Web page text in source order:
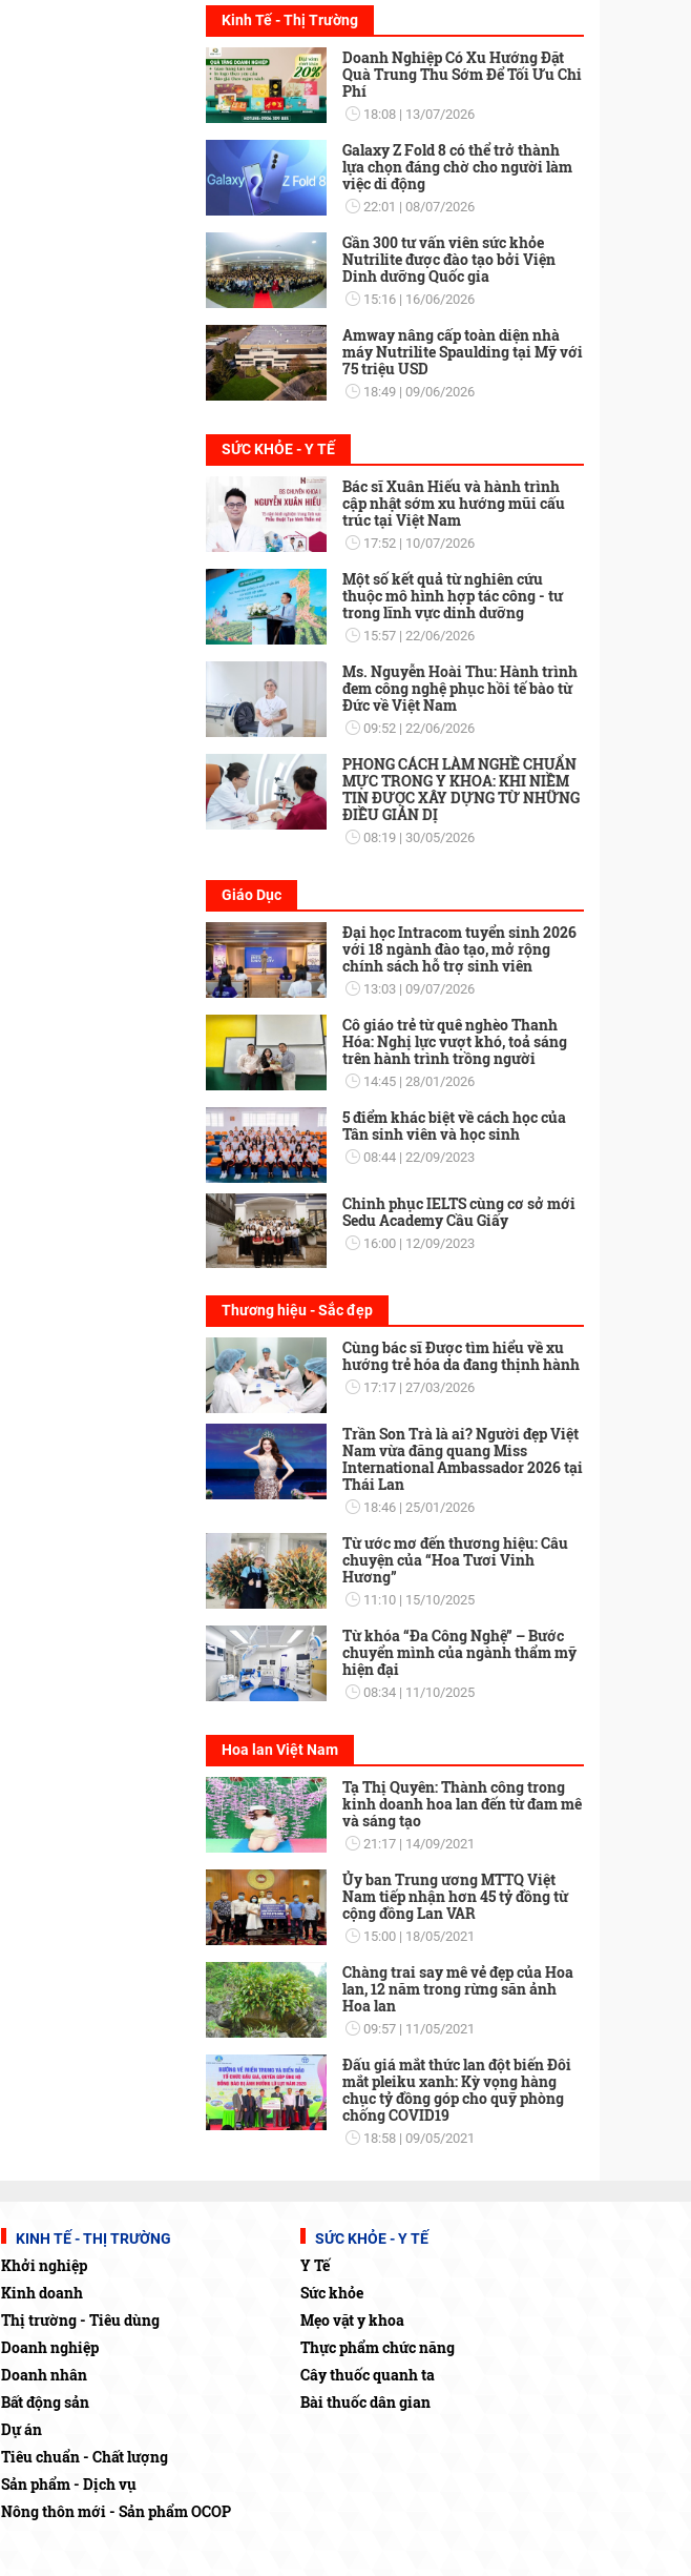
Kinh Tế - Thị Trường
Doanh Nghiệp Có Xu Hướng Đặt
Quà Trung Thu Sớm Để Tối Ưu Chi
Phí
18:08 13/07/2026
Galaxy Z Fold 8 có thể trở thành
lựa chọn đáng chờ cho người làm
việc di động
22:01 08/07/2026
Gần 300 tư vấn viên sức khỏe
Nutrilite được đào tạo bởi Viện
Dinh dưỡng Quốc gia
15:16 16/06/2026
Amway nâng cấp toàn diện nhà
máy Nutrilite Spaulding tại Mỹ với
75 triệu USD
18:49 09/06/2026
SỨC KHỎE - Y TẾ
Bác sĩ Xuân Hiếu và hành trình
cập nhật sớm xu hướng mũi cấu
trúc tại Việt Nam
17:52 10/07/2026
Một số kết quả từ nghiên cứu
thuộc mô hình hợp tác công - tư
trong lĩnh vực dinh dưỡng
15:57 22/06/2026
Ms. Nguyễn Hoài Thu: Hành trình
đem công nghệ phục hồi tế bào từ
Đức về Việt Nam
09:52 22/06/2026
PHONG CÁCH LÀM NGHỀ CHUẨN
MỰC TRONG Y KHOA: KHI NIỀM
TIN ĐƯỢC XÂY DỰNG TỪ NHỮNG
ĐIỀU GIẢN DỊ
08:19 30/05/2026
Giáo Dục
Đại học Intracom tuyển sinh 2026
với 18 ngành đào tạo, mở rộng
chính sách hỗ trợ sinh viên
13:03 09/07/2026
Cô giáo trẻ từ quê nghèo Thanh
Hóa: Nghị lực vượt khó, toả sáng
trên hành trình trồng người
14:45 28/01/2026
5 điểm khác biệt về cách học của
Tân sinh viên và học sinh
08:44 22/09/2023
Chinh phục IELTS cùng cơ sở mới
Sedu Academy Cầu Giấy
16:00 12/09/2023
Thương hiệu - Sắc đẹp
Cùng bác sĩ Được tìm hiểu về xu
hướng trẻ hóa da đang thịnh hành
17:17 27/03/2026
Trần Son Trà là ai? Người đẹp Việt
Nam vừa đăng quang Miss
International Ambassador 2026 tại
Thái Lan
18:46 25/01/2026
Từ ước mơ đến thương hiệu: Câu
chuyện của “Hoa Tươi Vinh
Hương”
11:10 15/10/2025
Từ khóa “Đa Công Nghệ” – Bước
chuyển mình của ngành thẩm mỹ
hiện đại
08:34 11/10/2025
Hoa lan Việt Nam
Tạ Thị Quyên: Thành công trong
kinh doanh hoa lan đến từ đam mê
và sáng tạo
21:17 14/09/2021
Ủy ban Trung ương MTTQ Việt
Nam tiếp nhận hơn 45 tỷ đồng từ
cộng đồng Lan VAR
15:00 18/05/2021
Chàng trai say mê vẻ đẹp của Hoa
lan, 12 năm trong rừng săn ảnh
Hoa lan
09:57 11/05/2021
Đấu giá mắt thức lan đột biến Đôi
mắt pleiku xanh: Kỳ vọng hàng
chục tỷ đồng góp cho quỹ phòng
chống COVID19
18:58 09/05/2021
KINH TẾ - THỊ TRƯỜNG
Khởi nghiệp
Kinh doanh
Thị trường - Tiêu dùng
Doanh nghiệp
Doanh nhân
Bất động sản
Dự án
Tiêu chuẩn - Chất lượng
Sản phẩm - Dịch vụ
Nông thôn mới - Sản phẩm OCOP
SỨC KHỎE - Y TẾ
Y Tế
Sức khỏe
Mẹo vặt y khoa
Thực phẩm chức năng
Cây thuốc quanh ta
Bài thuốc dân gian